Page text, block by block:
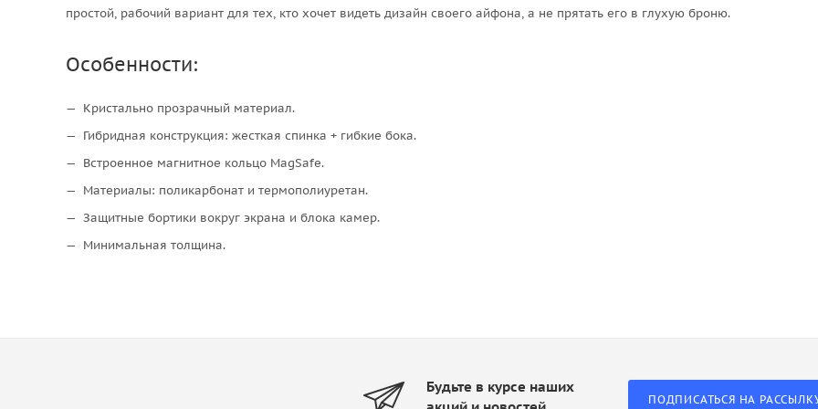
простой, рабочий вариант для тех, кто хочет видеть дизайн своего айфона, а не прятать его в глухую броню.
Особенности:
Кристально прозрачный материал.
Гибридная конструкция: жесткая спинка + гибкие бока.
Встроенное магнитное кольцо MagSafe.
Материалы: поликарбонат и термополиуретан.
Защитные бортики вокруг экрана и блока камер.
Минимальная толщина.
Будьте в курсе наших
ПОДПИСАТЬСЯ НА